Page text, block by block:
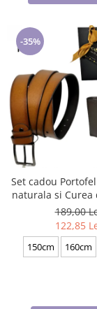
-35%
Set cadou
naturala si Curea
neagra, serie
A702-
189,00
122,85
150cm 160cm